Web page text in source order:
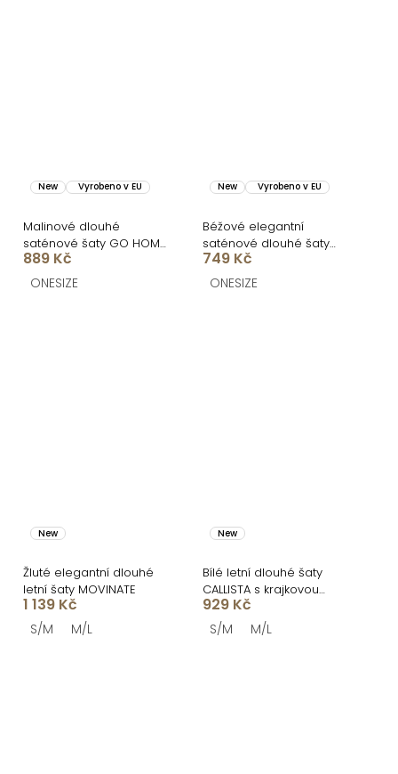
New Vyrobeno v EU
Malinové dlouhé
saténové šaty GO HOME
s krátkým rukávem a
rozparkem
889 Kč
ONESIZE
New Vyrobeno v EU
Béžové elegantní
saténové dlouhé šaty
BLYVIA
749 Kč
ONESIZE
New
Žluté elegantní dlouhé
letní šaty MOVINATE
1 139 Kč
S/M M/L
New
Bílé letní dlouhé šaty
CALLISTA s krajkovou
sukní
929 Kč
S/M M/L